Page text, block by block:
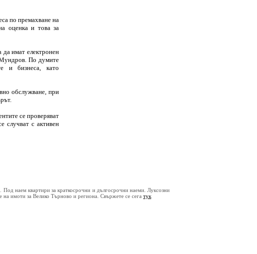
по премахване на
оценка и това за
да имат електронен
Мундров. По думите
и бизнеса, като
обслужване, при
се проверяват
случват с активен
наем квартири за краткосрочни и дългосрочни наеми. Луксозни
имоти за Велико Търново и региона. Свържете се сега тук